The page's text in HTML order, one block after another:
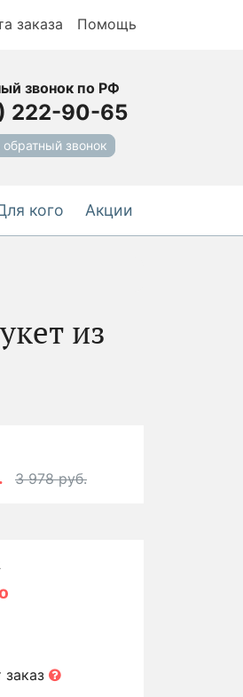
заказа Помощь
звонок по РФ
222-90-65
обратный звонок
кого Акции
-5%
из
3 978 руб.
заказ